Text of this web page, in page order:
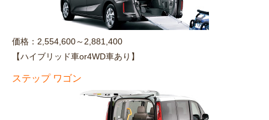
価格：2,554,600～2,881,400
【ハイブリッド車or4WD車あり】
ステップ ワゴン